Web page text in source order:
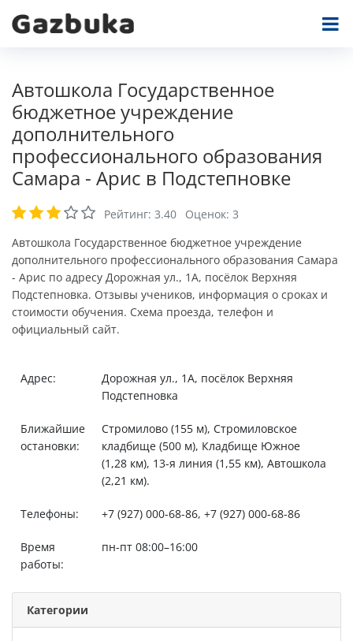
Автошкола Государственное
бюджетное учреждение
дополнительного
профессионального образования
Самара - Арис в Подстепновке
Рейтинг: 3.40 Оценок: 3
Автошкола Государственное бюджетное учреждение
дополнительного профессионального образования Самара
- Арис по адресу Дорожная ул., 1А, посёлок Верхняя
Подстепновка. Отзывы учеников, информация о сроках и
стоимости обучения. Схема проезда, телефон и
официальный сайт.
Адрес:
Дорожная ул., 1А, посёлок Верхняя
Подстепновка
Ближайшие
остановки:
Стромилово (155 м), Стромиловское
кладбище (500 м), Кладбище Южное
(1,28 км), 13-я линия (1,55 км), Автошкола
(2,21 км).
Телефоны: +7 (927) 000-68-86, +7 (927) 000-68-86
Время
работы:
пн-пт 08:00–16:00
Категории